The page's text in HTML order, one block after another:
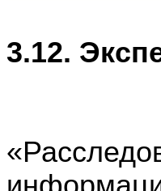
3.12.
В